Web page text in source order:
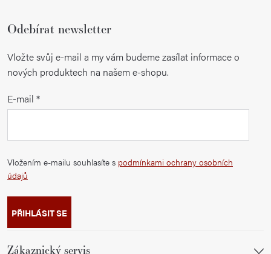
Odebírat newsletter
Vložte svůj e-mail a my vám budeme zasílat informace o
nových produktech na našem e-shopu.
E-mail
Vložením e-mailu souhlasíte s podmínkami ochrany osobních
údajů
PŘIHLÁSIT SE
Zákaznický servis